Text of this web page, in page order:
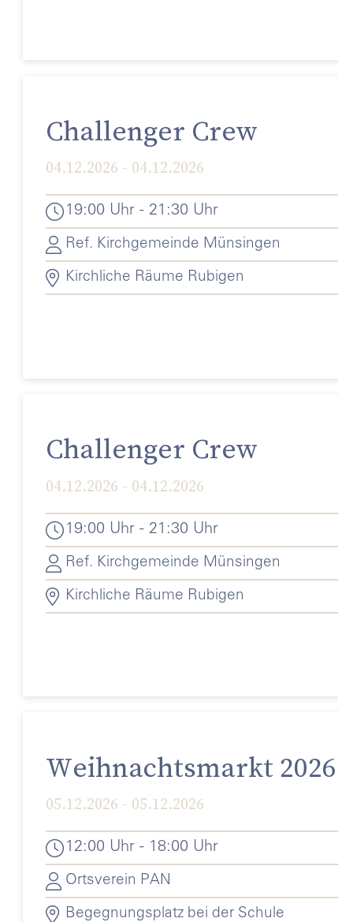
Challenger Crew
04.12.2026 - 04.12.2026
19:00 Uhr - 21:30 Uhr
Ref. Kirchgemeinde Münsingen
Kirchliche Räume Rubigen
Challenger Crew
04.12.2026 - 04.12.2026
19:00 Uhr - 21:30 Uhr
Ref. Kirchgemeinde Münsingen
Kirchliche Räume Rubigen
Weihnachtsmarkt 2026
05.12.2026 - 05.12.2026
12:00 Uhr - 18:00 Uhr
Ortsverein PAN
Begegnungsplatz bei der Schule